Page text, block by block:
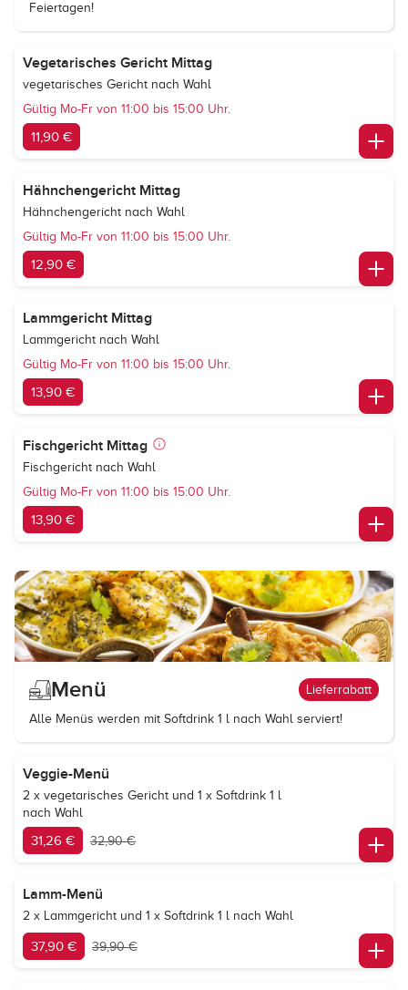
Feiertagen!
Vegetarisches Gericht Mittag
vegetarisches Gericht nach Wahl
Gültig Mo-Fr von 11:00 bis 15:00 Uhr.
11,90 €
Hähnchengericht Mittag
Hähnchengericht nach Wahl
Gültig Mo-Fr von 11:00 bis 15:00 Uhr.
12,90 €
Lammgericht Mittag
Lammgericht nach Wahl
Gültig Mo-Fr von 11:00 bis 15:00 Uhr.
13,90 €
Fischgericht Mittag
Fischgericht nach Wahl
Gültig Mo-Fr von 11:00 bis 15:00 Uhr.
13,90 €
Menü Lieferrabatt
Alle Menüs werden mit Softdrink 1 l nach Wahl serviert!
Veggie-Menü
2 x vegetarisches Gericht und 1 x Softdrink 1 l
nach Wahl
31,26 € 32,90 €
Lamm-Menü
2 x Lammgericht und 1 x Softdrink 1 l nach Wahl
37,90 € 39,90 €